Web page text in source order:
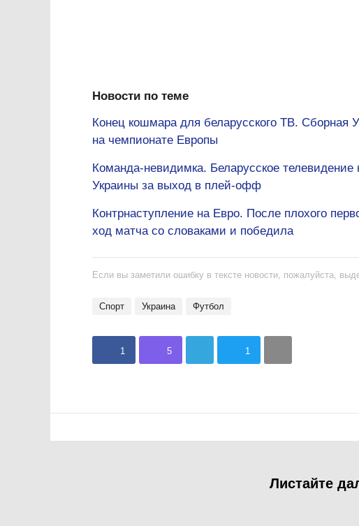
Новости по теме
Конец кошмара для беларусского ТВ. Сборная
на чемпионате Европы
Команда-невидимка. Беларусское
Украины за выход в плей-офф
Контрнаступление на Евро. После плохого
ход матча со словаками и победила
Если вы заметили ошибку в тексте новости, пожалуйста,
спорт Украина Футбол
1 5 1
Листайте